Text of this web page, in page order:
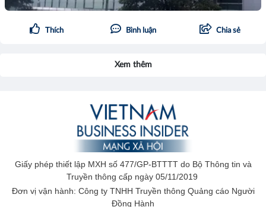
Thích Bình luận Chia sẻ
Xem thêm
Giấy phép thiết lập MXH số 477/GP-BTTTT do Bộ Thông tin và
Truyền thông cấp ngày 05/11/2019
Đơn vị vận hành: Công ty TNHH Truyền thông Quảng cáo Người
Đồng Hành